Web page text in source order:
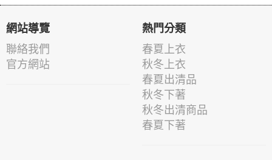
網站導覽
聯絡我們
官方網站
熱門分類
春夏上衣
秋冬上衣
春夏出清品
秋冬下著
秋冬出清商品
春夏下著